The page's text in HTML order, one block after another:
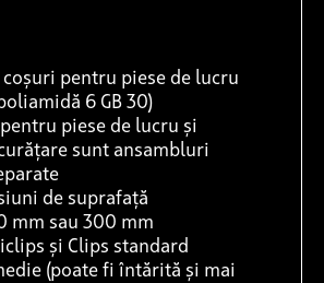
pentru piese de lucru
6 GB 30)
piese de lucru și
sunt ansambluri
de suprafață
mm sau 300 mm
și Clips standard
(poate fi întărită și mai